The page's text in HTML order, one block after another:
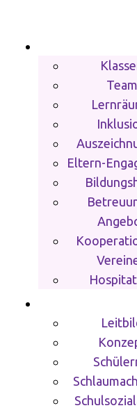
Team
Eltern-